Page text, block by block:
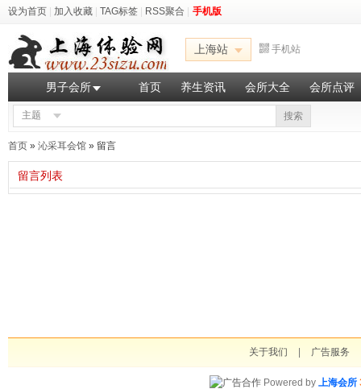
设为首页 加入收藏 TAG标签 RSS聚合 手机版
上海站 手机站
男子会所 首页 养生资讯 会所大全 会所点评
主题 搜索
首页 » 沁采耳会馆 » 留言
留言列表
关于我们 广告服务
Powered by 上海会所